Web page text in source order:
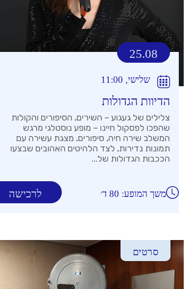
25.08
שלישי, 11:00
הדיוות הגדולות
צלילים של געגוע – השירים, הסיפורים והקולות
שהפכו לפסקול חיינו – מופע נוסטלגי מרגש
המשלב שירה חיה, סיפורים, מצגת עשירה עם
תמונות נדירות, לצד הלהיטים האהובים שבצעו
הככבות הגדולות של...
לרכישה משך המופע: 80 ד׳
סרטים